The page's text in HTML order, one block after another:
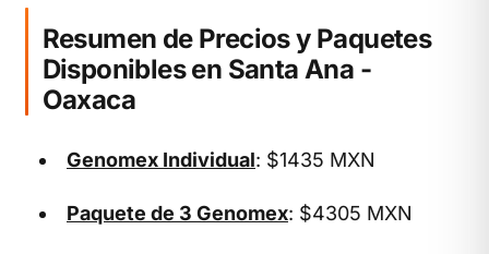
Resumen de Precios y Paquetes
Disponibles en Santa Ana -
Oaxaca
Genomex Individual: $1435 MXN
Paquete de 3 Genomex: $4305 MXN